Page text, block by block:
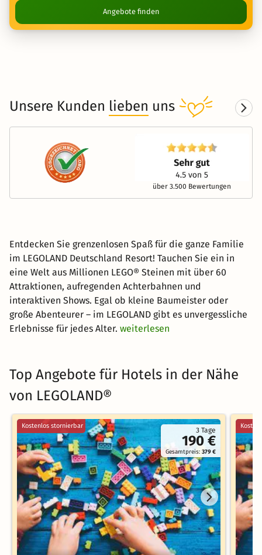
Angebote finden
Unsere Kunden lieben uns
über 3.500 Bewertungen
Entdecken Sie grenzenlosen Spaß für die ganze Familie
im LEGOLAND Deutschland Resort! Tauchen Sie ein in
eine Welt aus Millionen LEGO® Steinen mit über 60
Attraktionen, aufregenden Achterbahnen und
interaktiven Shows. Egal ob kleine Baumeister oder
große Abenteurer – im LEGOLAND gibt es unvergessliche
Erlebnisse für jedes Alter. weiterlesen
Top Angebote für Hotels in der Nähe
von LEGOLAND®
3 Tage
190 €
Gesamtpreis:379 €
Kostenlos stornierbar